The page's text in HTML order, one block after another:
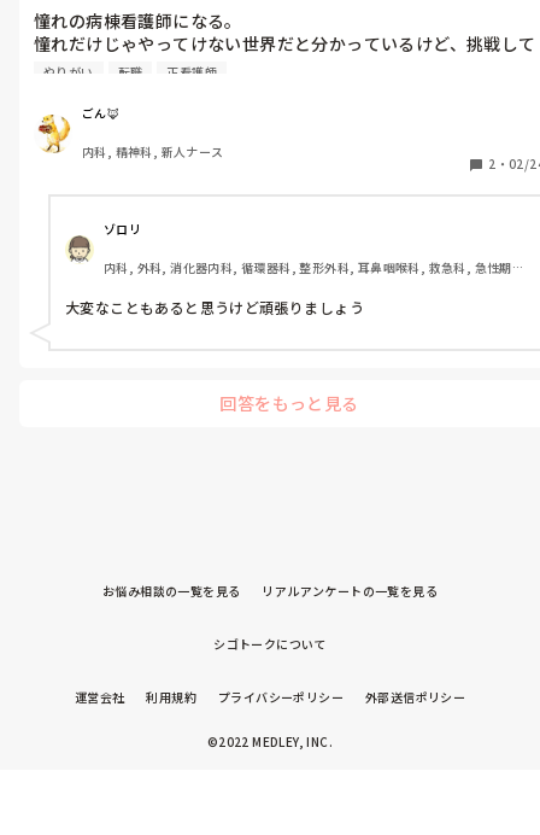
憧れの病棟看護師になる。
憧れだけじゃやってけない世界だと分かっているけど、挑戦して
みたい。
なんかキラキラしてる。
私も誰かのために頑張って、仲間と困難に向き合って、それなり
に給料を貰いたい。
でも少しずつ、本当に少しずつ、頑張らないように看護師を続け
て、自立したかっこいいキラキラの看護師さんになりたい。
そんな気持ち。
働くまであと数日。
ドキドキなんです、誰か何か落ち着く言葉をくれ！！
やりがい 転職 正看護師
ごん🦊
内科, 精神科, 新人ナース
2 ・ 02/
ゾロリ
内科, 外科, 消化器内科, 循環器科, 整形外科, 耳鼻咽喉科, 救急科, 急性期,
大変なこともあると思うけど頑張りましょう
回答をもっと見る
お悩み相談の一覧を見る リアルアンケートの一覧を見る
シゴトークについて
運営会社 利用規約 プライバシーポリシー 外部送信ポリシー
©2022 MEDLEY, INC.